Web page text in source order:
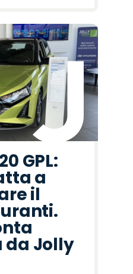
GPL:
a
il
da Jolly